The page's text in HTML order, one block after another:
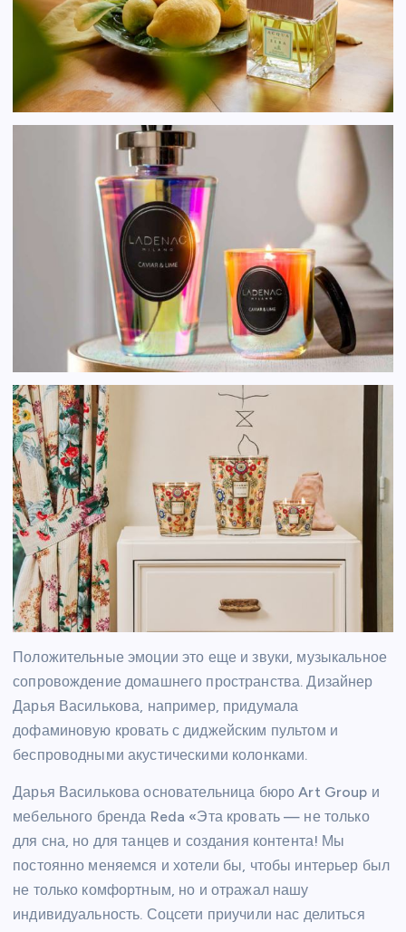
Положительные эмоции это еще и звуки, музыкальное
сопровождение домашнего пространства. Дизайнер
Дарья Василькова, например, придумала
дофаминовую кровать с диджейским пультом и
беспроводными акустическими колонками.
Дарья Василькова основательница бюро Art Group и
мебельного бренда Reda «Эта кровать — не только
для сна, но для танцев и создания контента! Мы
постоянно меняемся и хотели бы, чтобы интерьер был
не только комфортным, но и отражал нашу
индивидуальность. Соцсети приучили нас делиться